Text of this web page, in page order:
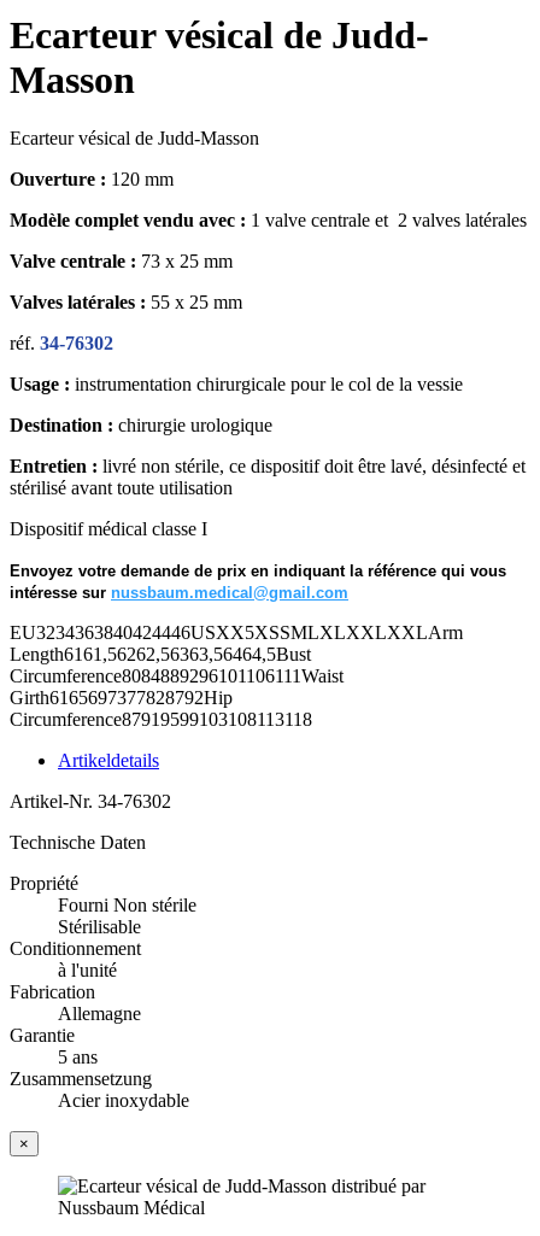
Ecarteur vésical de Judd-
Masson
Ecarteur vésical de Judd-Masson
Ouverture : 120 mm
Modèle complet vendu avec : 1 valve centrale et 2 valves latérales
Valve centrale : 73 x 25 mm
Valves latérales : 55 x 25 mm
réf. 34-76302
Usage : instrumentation chirurgicale pour le col de la vessie
Destination : chirurgie urologique
Entretien : livré non stérile, ce dispositif doit être lavé, désinfecté et
stérilisé avant toute utilisation
Dispositif médical classe I
Envoyez votre demande de prix en indiquant la référence qui vous
intéresse sur nussbaum.medical@gmail.com
EU3234363840424446USXX5XSSMLXLXXLXXLArm
Length6161,56262,56363,56464,5Bust
Circumference8084889296101106111Waist
Girth6165697377828792Hip
Circumference87919599103108113118
Artikeldetails
Artikel-Nr. 34-76302
Technische Daten
Propriété
Fourni Non stérile
Stérilisable
Conditionnement
à l'unité
Fabrication
Allemagne
Garantie
5 ans
Zusammensetzung
Acier inoxydable
×